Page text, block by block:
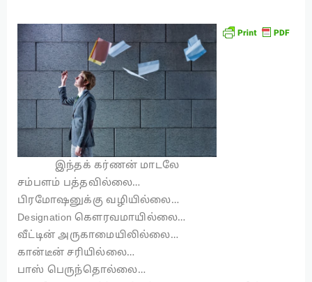
இந்தக் கர்ணன் மாடலே
சம்பளம் பத்தவில்லை…
பிரமோஷனுக்கு வழியில்லை…
Designation கௌரவமாயில்லை…
வீட்டின் அருகாமையிலில்லை…
கான்டீன் சரியில்லை…
பாஸ் பெருந்தொல்லை…